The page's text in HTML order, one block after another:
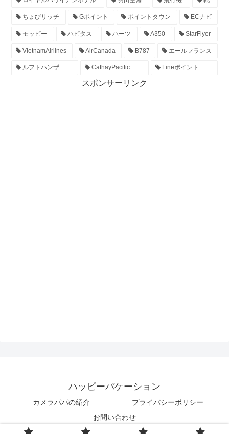
ちょびリッチ Gポイント ポイントタウン ECナビ
モッピー ハピタス ハーツ A350 StarFlyer
VietnamAirlines AirCanada B787 エールフランス
ルフトハンザ CathayPacific Lineポイント
スポンサーリンク
ハッピーバケーション
カメラパパの紹介
プライバシーポリシー
お問い合わせ